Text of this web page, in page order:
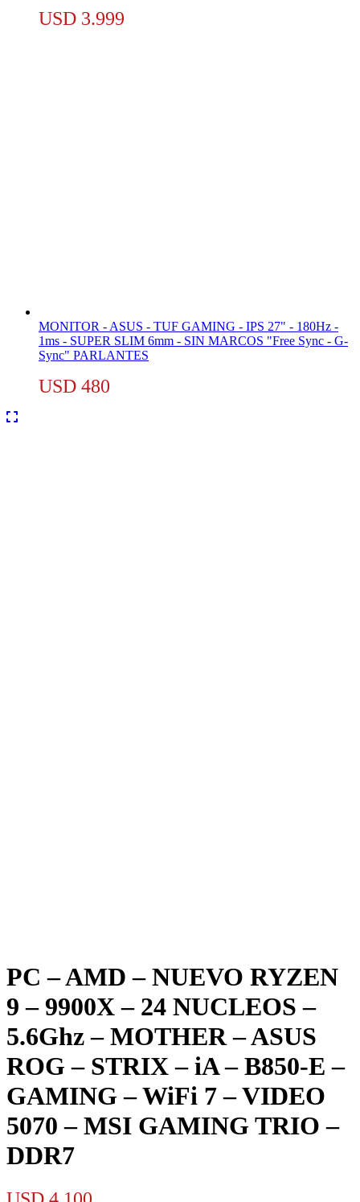
USD 3.999
MONITOR - ASUS - TUF GAMING - IPS 27" - 180Hz -
1ms - SUPER SLIM 6mm - SIN MARCOS "Free Sync - G-
Sync" PARLANTES
USD 480
PC – AMD – NUEVO RYZEN
9 – 9900X – 24 NUCLEOS –
5.6Ghz – MOTHER – ASUS
ROG – STRIX – iA – B850-E –
GAMING – WiFi 7 – VIDEO
5070 – MSI GAMING TRIO –
DDR7